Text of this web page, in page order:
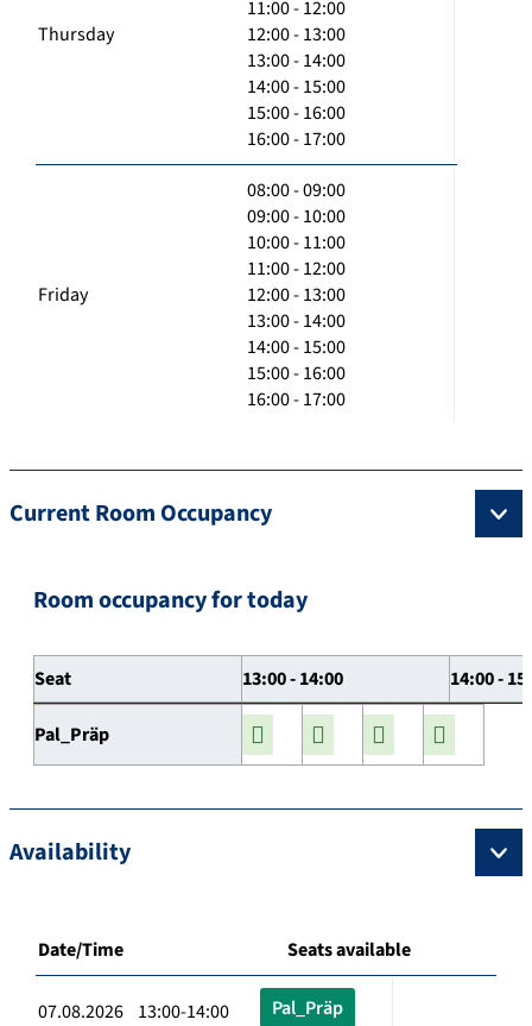
Thursday
11:00 - 12:00
12:00 - 13:00
13:00 - 14:00
14:00 - 15:00
15:00 - 16:00
16:00 - 17:00
Friday
08:00 - 09:00
09:00 - 10:00
10:00 - 11:00
11:00 - 12:00
12:00 - 13:00
13:00 - 14:00
14:00 - 15:00
15:00 - 16:00
16:00 - 17:00
Current Room Occupancy
Room occupancy for today
Seat 13:00 - 14:00 14:00 -
Pal_Präp
Availability
Date/Time Seats available
07.08.2026 13:00-14:00 Pal_Präp